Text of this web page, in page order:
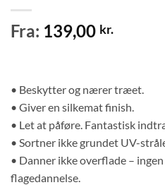
Fra: 139,00 kr.
• Beskytter og nærer træet.
• Giver en silkemat finish.
• Let at påføre. Fantastisk
• Sortner ikke grundet UV-
• Danner ikke overflade –
flagedannelse.